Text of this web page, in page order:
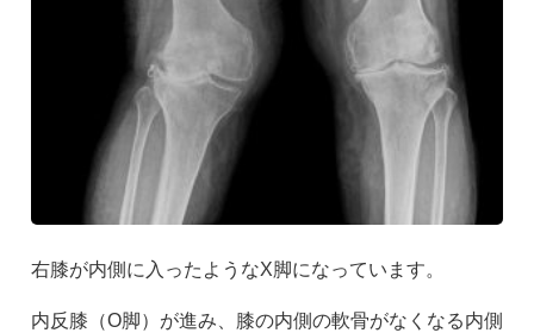
変形性膝関節症の治療
院長ブログ
0985-50-6677
診療時間 交通アクセス
右膝が内側に入ったようなX脚になっています。
内反膝（O脚）が進み、膝の内側の軟骨がなくなる内側